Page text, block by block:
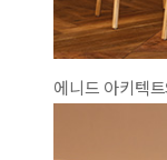
에니드 아키텍